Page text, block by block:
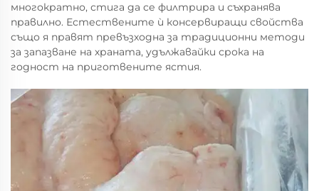
многократно, стига да се филтрира и съхранява
правилно. Естествените ѝ консервиращи свойства
също я правят превъзходна за традиционни методи
за запазване на храната, удължавайки срока на
годност на приготвените ястия.